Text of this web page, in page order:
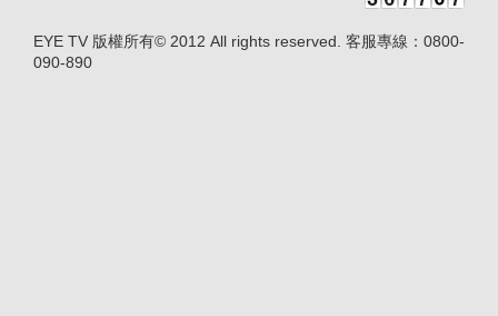
EYE TV 版權所有© 2012 All rights reserved. 客服專線：0800-
090-890